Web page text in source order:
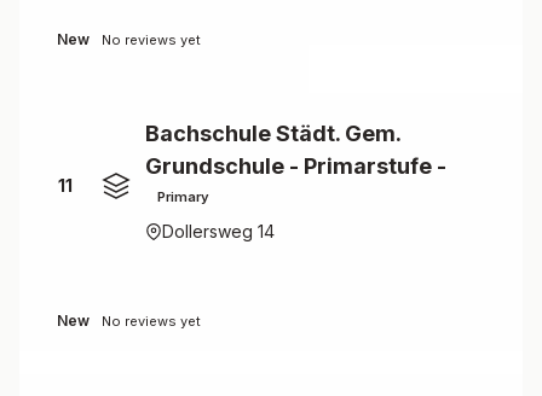
New No reviews yet
11
Bachschule Städt. Gem.
Grundschule - Primarstufe -
Primary
Dollersweg 14
New No reviews yet